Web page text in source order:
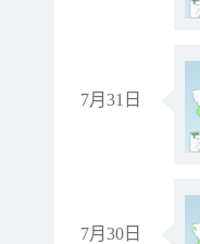
7月31日
7月30日